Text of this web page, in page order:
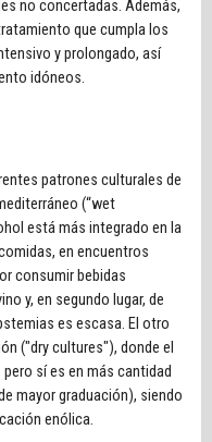
no concertadas. Además,
que cumpla los
y prolongado, así
idóneos.
patrones culturales de
(“wet
está más integrado en la
en encuentros
consumir bebidas
y, en segundo lugar, de
es escasa. El otro
("dry cultures"), donde el
sí es en más cantidad
mayor graduación), siendo
enólica.